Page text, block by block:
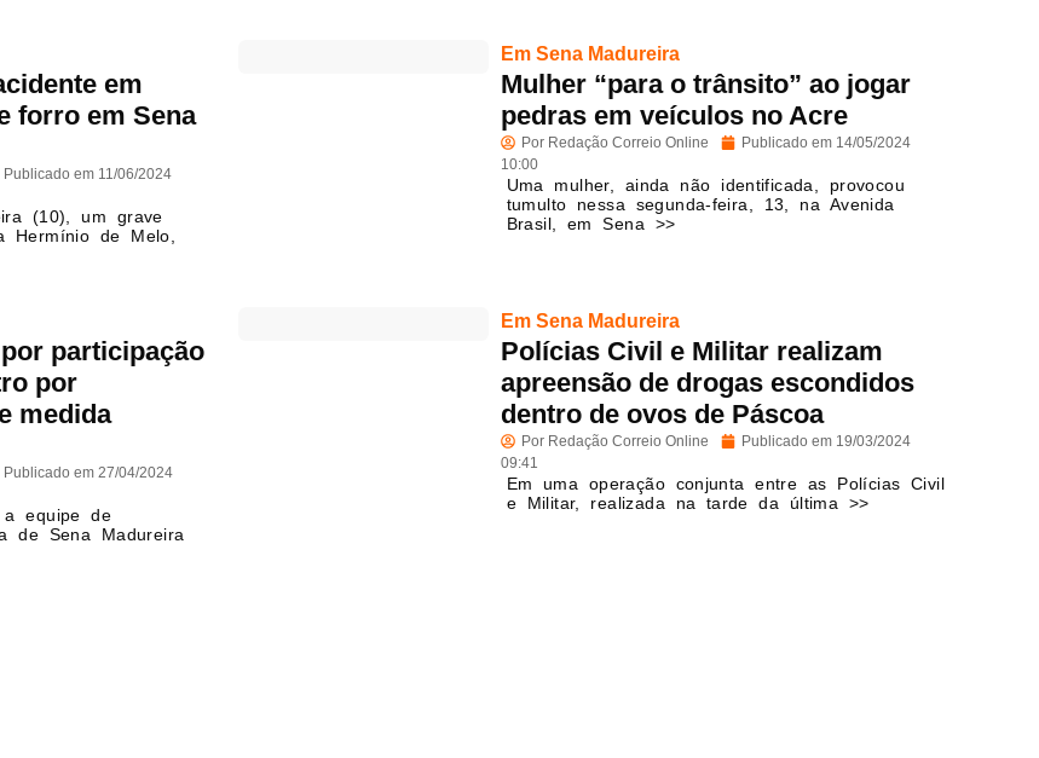
em
forro em Sena
Publicado em 11/06/2024
(10), um grave
Hermínio de Melo,
Em Sena Madureira
Mulher “para o trânsito” ao jogar
pedras em veículos no Acre
Por Redação Correio Online Publicado em 14/05/2024
10:00
Uma mulher, ainda não identificada, provocou
tumulto nessa segunda-feira, 13, na Avenida
Brasil, em Sena >>
participação
por
medida
Publicado em 27/04/2024
a equipe de
de Sena Madureira
Em Sena Madureira
Polícias Civil e Militar realizam
apreensão de drogas escondidos
dentro de ovos de Páscoa
Por Redação Correio Online Publicado em 19/03/2024
09:41
Em uma operação conjunta entre as Polícias Civil
e Militar, realizada na tarde da última >>